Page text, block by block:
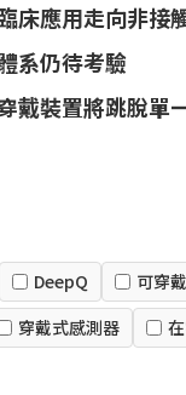
應用走向非接
系仍待考驗
戴裝置將跳脫單
DeepQ 可穿
穿戴式感測器